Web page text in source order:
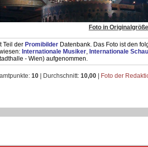
Foto in
Teil der Promibilder Datenbank. Das Foto ist den
Internationale Musiker, Internationale
- Wien) aufgenommen.
10 | Durchschnitt: 10,00 Foto der